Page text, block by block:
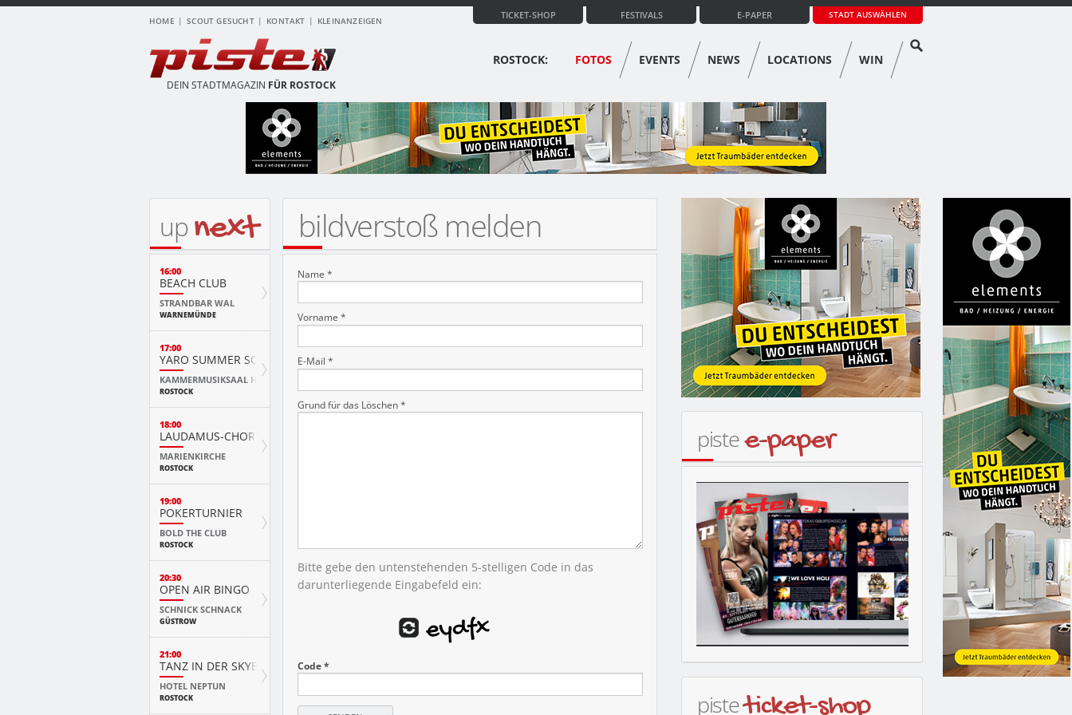
HOME SCOUT GESUCHT KONTAKT KLEINANZEIGEN
STADT AUSWÄHLEN
E-PAPER
FESTIVALS
TICKET-SHOP
DEIN STADTMAGAZIN FÜR ROSTOCK
ROSTOCK: FOTOS EVENTS NEWS LOCATIONS WIN
bildverstoß melden
Name *
Vorname *
E-Mail *
Grund für das Löschen *
Bitte gebe den untenstehenden 5-stelligen Code in das
darunterliegende Eingabefeld ein:
Code *
upnext
16:00
BEACH CLUB
STRANDBAR WAL
WARNEMÜNDE
17:00
YARO SUMMER SCHOOL KURSKONZERT
KAMMERMUSIKSAAL HMT
ROSTOCK
18:00
LAUDAMUS-CHOR
MARIENKIRCHE
ROSTOCK
19:00
POKERTURNIER
BOLD THE CLUB
ROSTOCK
20:30
OPEN AIR BINGO
SCHNICK SCHNACK
GÜSTROW
21:00
TANZ IN DER SKYBAR
HOTEL NEPTUN
ROSTOCK
pistee-paper
pisteticket-shop